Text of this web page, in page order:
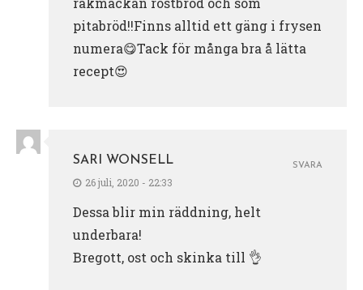
pitabröd!!Finns alltid ett gäng i frysen
numera😋Tack för många bra å lätta
recept😍
SARI WONSELL
26 juli, 2020 - 22:33
Dessa blir min räddning, helt
underbara!
Bregott, ost och skinka till 👌
SVARA